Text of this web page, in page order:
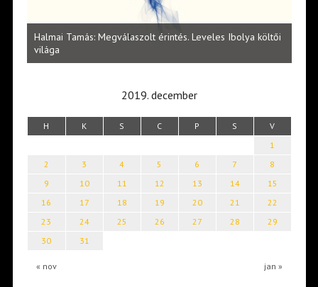
Halmai Tamás: Megválaszolt érintés. Leveles Ibolya költői
világa
2019. december
H K S C P S V
« nov jan »
1
2
3 4 5 6 7
8
9
10 11 12 13 14
15
16
17 18 19 20 21
22
23
24 25 26 27 28
29
30
31